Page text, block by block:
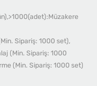
Sipariş: 1000 set),
(Min. Sipariş: 1000
(Min. Sipariş: 1000 set)